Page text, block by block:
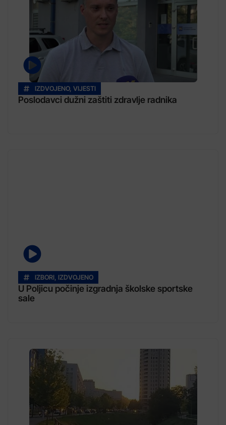
IZDVOJENO, VIJESTI
Poslodavci dužni zaštiti zdravlje radnika
IZBORI, IZDVOJENO
U Poljicu počinje izgradnja školske sportske
sale